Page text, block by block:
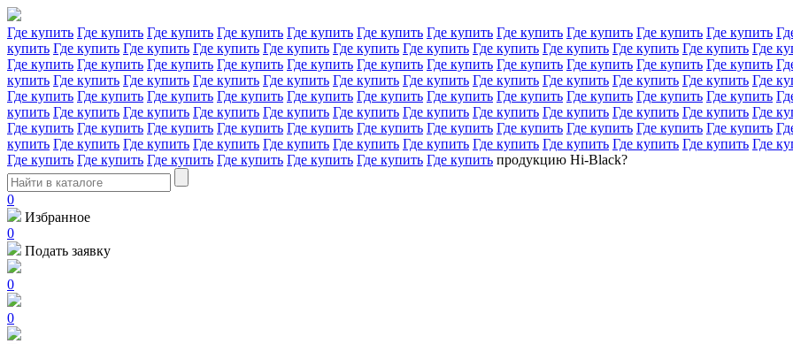
Где купить Где купить Где купить Где купить Где купить Где купить Где купить Где купить Где купить Где купить Где купить
купить Где купить Где купить Где купить Где купить Где купить Где купить Где купить Где купить Где купить Где купить Где
Где купить Где купить Где купить Где купить Где купить Где купить Где купить Где купить Где купить Где купить Где купить
купить Где купить Где купить Где купить Где купить Где купить Где купить Где купить Где купить Где купить Где купить Где
Где купить Где купить Где купить Где купить Где купить Где купить Где купить Где купить Где купить Где купить Где купить
купить Где купить Где купить Где купить Где купить Где купить Где купить Где купить Где купить Где купить Где купить Где
Где купить Где купить Где купить Где купить Где купить Где купить Где купить Где купить Где купить Где купить Где купить
купить Где купить Где купить Где купить Где купить Где купить Где купить Где купить Где купить Где купить Где купить Где
Где купить Где купить Где купить Где купить Где купить Где купить Где купить продукцию Hi-Black?
0
Избранное
0
Подать заявку
0
0